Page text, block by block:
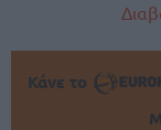
Κάνε το